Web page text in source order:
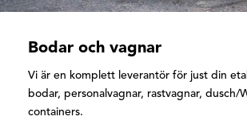
Bodar och vagnar
Vi är en komplett leverantör för just din
bodar, personalvagnar, rastvagnar, dusch/
containers.